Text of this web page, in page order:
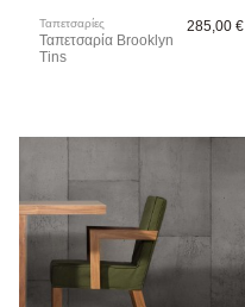
Ταπετσαρίες
Ταπετσαρία Brooklyn
Tins
285,00 €